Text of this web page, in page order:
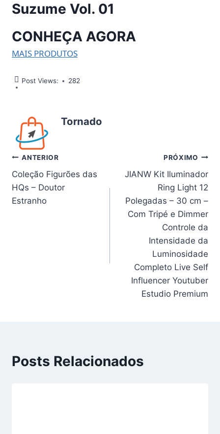
Suzume Vol. 01
CONHEÇA AGORA
MAIS PRODUTOS
Post Views: 282
Tornado
Navegação
de
Post
ANTERIOR
Coleção Figurões das
HQs – Doutor
Estranho
PRÓXIMO
JIANW Kit Iluminador
Ring Light 12
Polegadas – 30 cm –
Com Tripé e Dimmer
Controle da
Intensidade da
Luminosidade
Completo Live Self
Influencer Youtuber
Estudio Premium
Posts Relacionados